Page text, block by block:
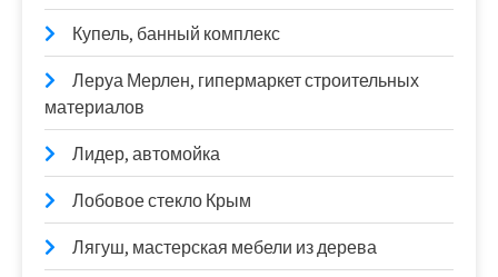
Купель, банный комплекс
Леруа Мерлен, гипермаркет строительных
материалов
Лидер, автомойка
Лобовое стекло Крым
Лягуш, мастерская мебели из дерева